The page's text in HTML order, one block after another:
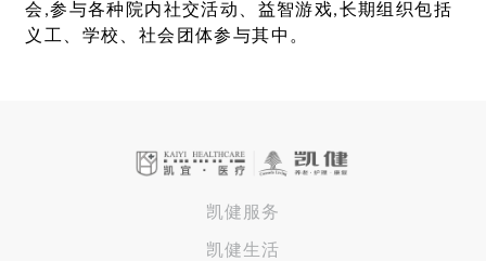
会,参与各种院内社交活动、益智游戏,长期组织包括
义工、学校、社会团体参与其中。
凯健服务
凯健生活